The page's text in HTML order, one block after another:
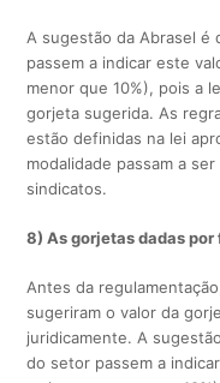
A sugestão da Abrasel é
passem a indicar este
menor que 10%), pois a
gorjeta sugerida. As
estão definidas na lei
modalidade passam a
sindicatos.
8) As gorjetas dadas
Antes da
sugeriram o valor da
juridicamente. A
do setor passem a